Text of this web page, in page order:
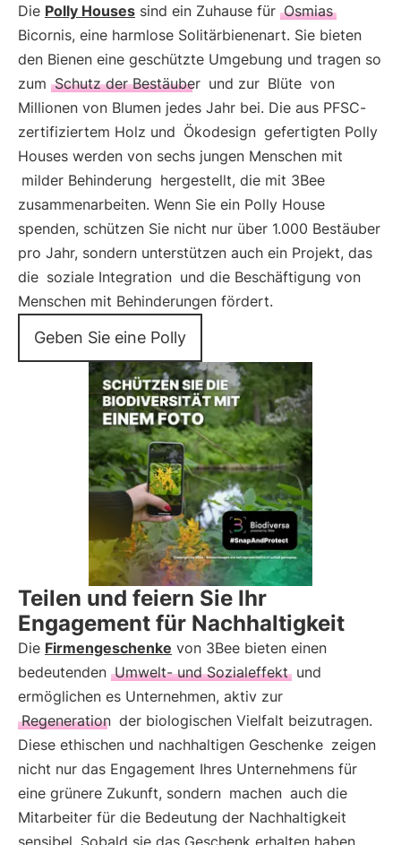
Die Polly Houses sind ein Zuhause für Osmias
Bicornis, eine harmlose Solitärbienenart. Sie bieten
den Bienen eine geschützte Umgebung und tragen so
zum Schutz der Bestäuber und zur Blüte von
Millionen von Blumen jedes Jahr bei. Die aus PFSC-
zertifiziertem Holz und Ökodesign gefertigten Polly
Houses werden von sechs jungen Menschen mit
milder Behinderung hergestellt, die mit 3Bee
zusammenarbeiten. Wenn Sie ein Polly House
spenden, schützen Sie nicht nur über 1.000 Bestäuber
pro Jahr, sondern unterstützen auch ein Projekt, das
die soziale Integration und die Beschäftigung von
Menschen mit Behinderungen fördert.
Geben Sie eine Polly
Teilen und feiern Sie Ihr
Engagement für Nachhaltigkeit
Die Firmengeschenke von 3Bee bieten einen
bedeutenden Umwelt- und Sozialeffekt und
ermöglichen es Unternehmen, aktiv zur
Regeneration der biologischen Vielfalt beizutragen.
Diese ethischen und nachhaltigen Geschenke zeigen
nicht nur das Engagement Ihres Unternehmens für
eine grünere Zukunft, sondern machen auch die
Mitarbeiter für die Bedeutung der Nachhaltigkeit
sensibel. Sobald sie das Geschenk erhalten haben,